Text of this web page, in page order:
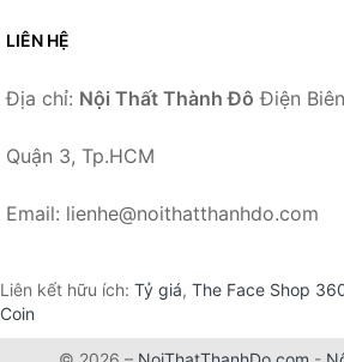
LIÊN HỆ
Địa chỉ: Nội Thất Thành Đô Điện
Quận 3, Tp.HCM
Email: lienhe@noithatthanhdo.com
Liên kết hữu ích: Tỷ giá, The Face Shop
Coin